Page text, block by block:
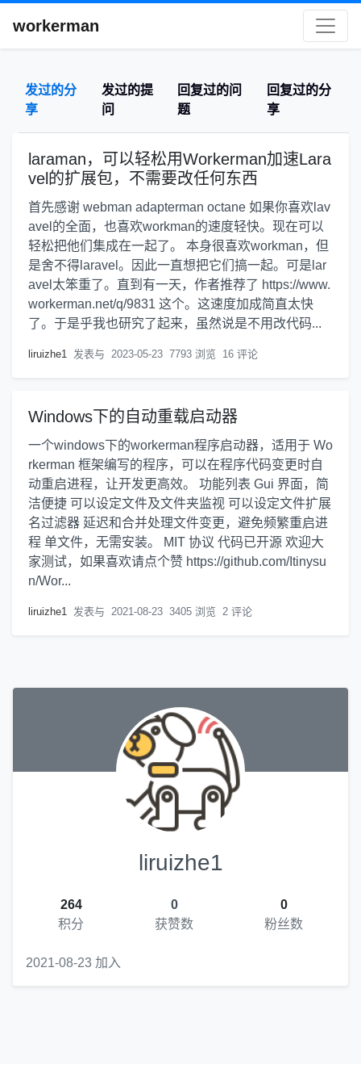
workerman
发过的分
享
发过的提
问
回复过的问
题
回复过的分
享
laraman，可以轻松用Workerman加速Lara
vel的扩展包，不需要改任何东西
首先感谢 webman adapterman octane 如果你喜欢lav
avel的全面，也喜欢workman的速度轻快。现在可以
轻松把他们集成在一起了。 本身很喜欢workman，但
是舍不得laravel。因此一直想把它们搞一起。可是lar
avel太笨重了。直到有一天，作者推荐了 https://www.
workerman.net/q/9831 这个。这速度加成简直太快
了。于是乎我也研究了起来，虽然说是不用改代码...
liruizhe1 发表与 2023-05-23 7793 浏览 16 评论
Windows下的自动重载启动器
一个windows下的workerman程序启动器，适用于 Wo
rkerman 框架编写的程序，可以在程序代码变更时自
动重启进程，让开发更高效。 功能列表 Gui 界面，简
洁便捷 可以设定文件及文件夹监视 可以设定文件扩展
名过滤器 延迟和合并处理文件变更，避免频繁重启进
程 单文件，无需安装。 MIT 协议 代码已开源 欢迎大
家测试，如果喜欢请点个赞 https://github.com/Itinysu
n/Wor...
liruizhe1 发表与 2021-08-23 3405 浏览 2 评论
liruizhe1
264
积分
0
获赞数
0
粉丝数
2021-08-23 加入